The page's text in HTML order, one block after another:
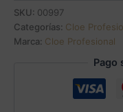
SKU: 00997
Categorías: Cloe
Marca: Cloe Profesional
Pago